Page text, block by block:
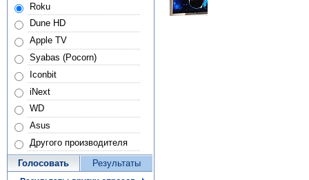
Roku
Dune HD
Apple TV
Syabas (Pocorn)
Iconbit
iNext
WD
Asus
Другого производителя
Голосовать Результаты